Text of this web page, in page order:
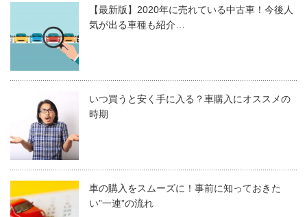
【最新版】2020年に売れている中古車！今後人
気が出る車種も紹介…
いつ買うと安く手に入る？車購入にオススメの
時期
車の購入をスムーズに！事前に知っておきた
い”一連”の流れ